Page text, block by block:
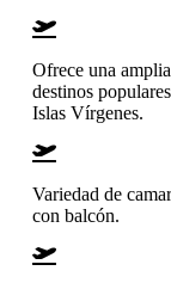
Ofrece una
destinos
Islas Vírgenes.
Variedad de
con balcón.